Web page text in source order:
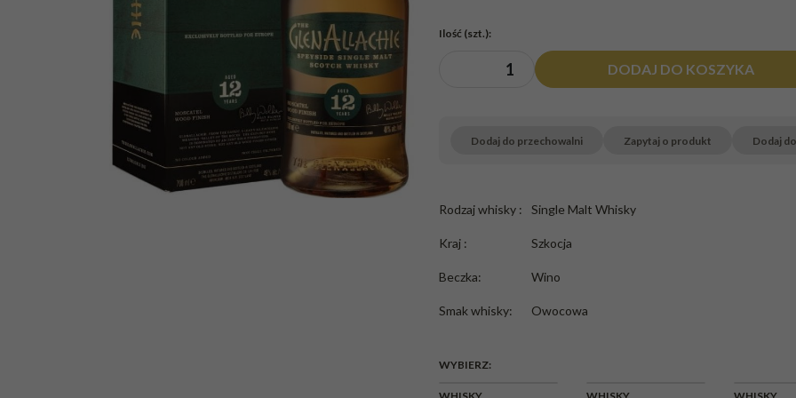
Ilość (szt.):
DODAJ DO KOSZYKA
Dodaj do przechowalni Zapytaj o produkt Dodaj
Rodzaj whisky : Single Malt Whisky
Kraj : Szkocja
Beczka: Wino
Smak whisky: Owocowa
WYBIERZ: